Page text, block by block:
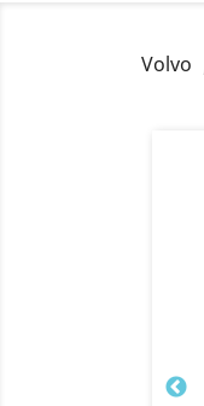
Volvo